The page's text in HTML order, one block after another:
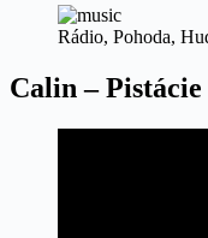
Rádio, Pohoda,
Calin –